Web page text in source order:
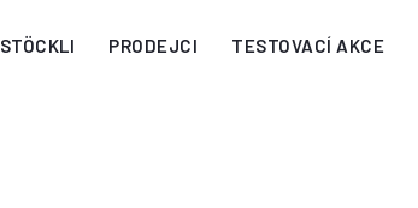
STÖCKLI PRODEJCI TESTOVACÍ AKCE